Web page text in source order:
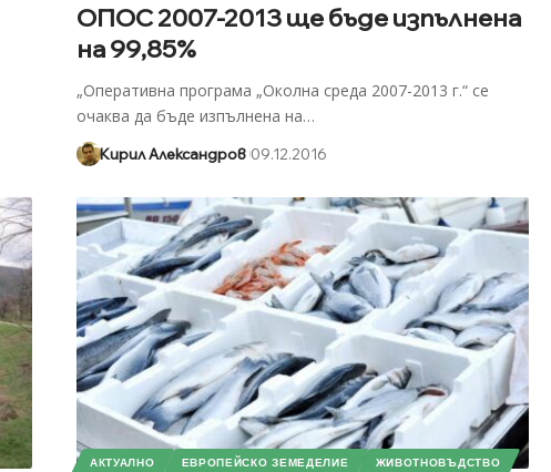
ОПОС 2007-2013 ще бъде изпълнена
на 99,85%
„Оперативна програма „Околна среда 2007-2013 г.“ се
очаква да бъде изпълнена на…
Кирил Александров 09.12.2016
АКТУАЛНО ЕВРОПЕЙСКО ЗЕМЕДЕЛИЕ ЖИВОТНОВЪДСТВО